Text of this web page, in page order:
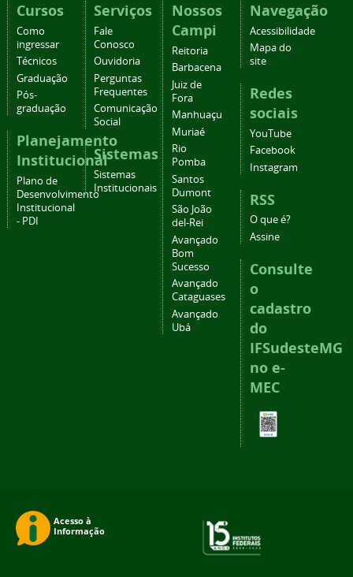
Cursos
Como
ingressar
Técnicos
Graduação
Pós-
graduação
Planejamento
Institucional
Plano de
Desenvolvimento
Institucional
- PDI
Serviços
Fale
Conosco
Ouvidoria
Perguntas
Frequentes
Comunicação
Social
Sistemas
Sistemas
Institucionais
Nossos
Campi
Reitoria
Barbacena
Juiz de
Fora
Manhuaçu
Muriaé
Rio
Pomba
Santos
Dumont
São João
del-Rei
Avançado
Bom
Sucesso
Avançado
Cataguases
Avançado
Ubá
Navegação
Acessibilidade
Mapa do
site
Redes
sociais
YouTube
Facebook
Instagram
RSS
O que é?
Assine
Consulte
o
cadastro
do
IFSudesteMG
no e-
MEC